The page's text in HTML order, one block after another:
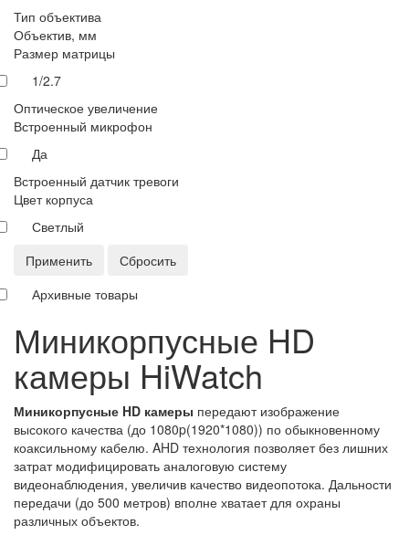
Тип объектива
Объектив, мм
Размер матрицы
1/2.7
Оптическое увеличение
Встроенный микрофон
Да
Встроенный датчик тревоги
Цвет корпуса
Светлый
Применить
Сбросить
Архивные товары
Миникорпусные HD
камеры HiWatch
Миникорпусные HD камеры​ передают изображение
высокого качества (до 1080p(1920*1080)) по обыкновенному
коаксильному кабелю. AHD технология позволяет без лишних
затрат модифицировать аналоговую систему
видеонаблюдения, увеличив качество видеопотока. Дальности
передачи (до 500 метров) вполне хватает для охраны
различных объектов.